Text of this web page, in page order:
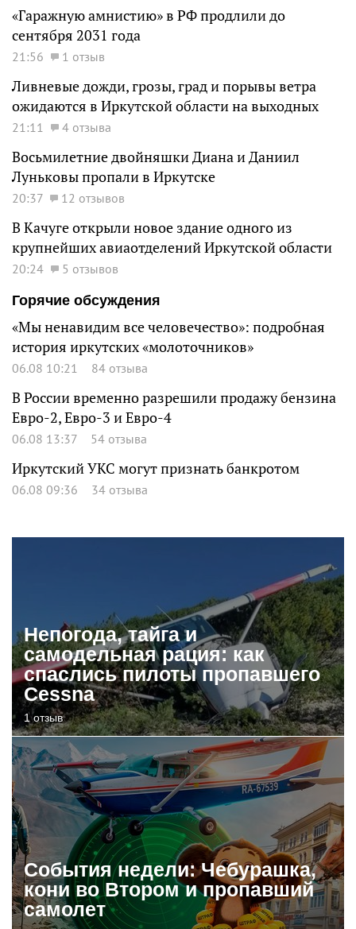
«Гаражную амнистию» в РФ продлили до
сентября 2031 года
21:56 1 отзыв
Ливневые дожди, грозы, град и порывы ветра
ожидаются в Иркутской области на выходных
21:11 4 отзыва
Восьмилетние двойняшки Диана и Даниил
Луньковы пропали в Иркутске
20:37 12 отзывов
В Качуге открыли новое здание одного из
крупнейших авиаотделений Иркутской области
20:24
5 отзывов
Горячие обсуждения
«Мы ненавидим все человечество»: подробная
история иркутских «молоточников»
06.08 10:21 84 отзыва
В России временно разрешили продажу бензина
Евро-2, Евро-3 и Евро-4
06.08 13:37 54 отзыва
Иркутский УКС могут признать банкротом
06.08 09:36 34 отзыва
Непогода, тайга и
самодельная рация: как
спаслись пилоты пропавшего
Cessna
1 отзыв
События недели: Чебурашка,
кони во Втором и пропавший
самолет